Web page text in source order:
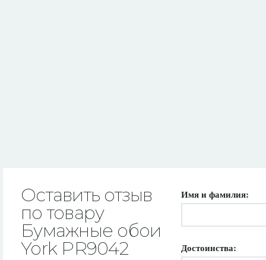
Оставить отзыв
по товару
Бумажные обои
York PR9042
Имя и фамилия:
Достоинства: